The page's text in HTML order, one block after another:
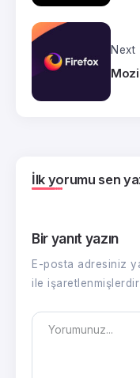
Next
İlk yorumu sen
Bir yanıt yazın
E-posta adresiniz
ile işaretlenmişlerdir